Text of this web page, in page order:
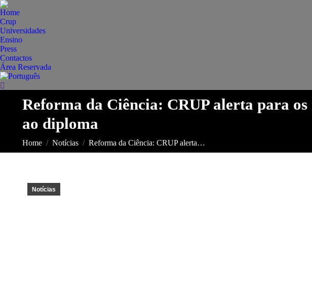
Home
Crup
Universidades
Ensino
Press
Contactos
Área Reservada
Search:
Reforma da Ciência: CRUP alerta para os
ao diploma
You are here:
Home Notícias Reforma da Ciência: CRUP alerta…
Notícias